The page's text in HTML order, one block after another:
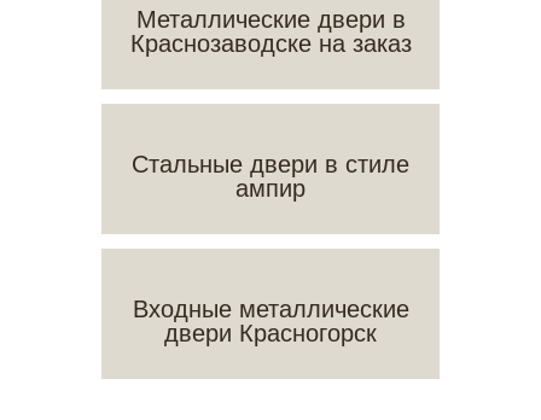
Металлические двери в
Краснозаводске на заказ
Стальные двери в стиле
ампир
Входные металлические
двери Красногорск